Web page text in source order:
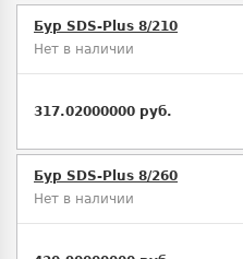
Бур SDS-Plus 8/210
Нет в наличии
317.02000000 руб.
Бур SDS-Plus 8/260
Нет в наличии